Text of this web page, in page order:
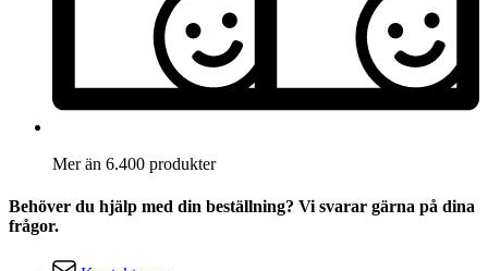
Mer än 6.400 produkter
Behöver du hjälp med din beställning? Vi svarar gärna på dina
frågor.